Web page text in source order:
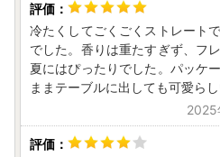
■締切
令和9年1月10日必着
※お名前に旧字体または機種依
合、当市からお送りするメール
メールソフトにて文字化けが発
何卒ご了承ください。
冷たくしてごくごくストレート
でした。香りは重たすぎず、フ
夏にはぴったりでした。パッケ
ままテーブルに出しても可愛ら